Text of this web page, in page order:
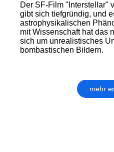
Der SF-Film "Interstellar"
gibt sich tiefgründig, und
astrophysikalischen
mit Wissenschaft hat das
sich um unrealistisches
bombastischen Bildern.
mehr